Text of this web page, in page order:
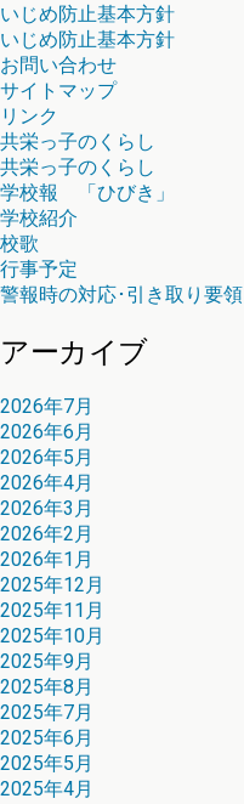
いじめ防止基本方針
いじめ防止基本方針
お問い合わせ
サイトマップ
リンク
共栄っ子のくらし
共栄っ子のくらし
学校報 「ひびき」
学校紹介
校歌
行事予定
警報時の対応･引き取り要領
アーカイブ
2026年7月
2026年6月
2026年5月
2026年4月
2026年3月
2026年2月
2026年1月
2025年12月
2025年11月
2025年10月
2025年9月
2025年8月
2025年7月
2025年6月
2025年5月
2025年4月